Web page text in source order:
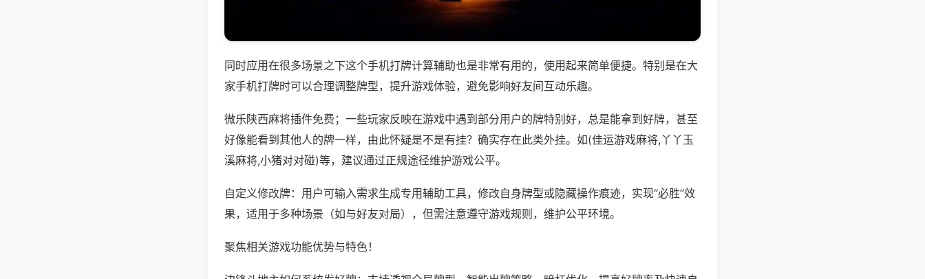
同时应用在很多场景之下这个手机打牌计算辅助也是非常有用的，使用起来简单便捷。特别是在大
家手机打牌时可以合理调整牌型，提升游戏体验，避免影响好友间互动乐趣。
微乐陕西麻将插件免费；一些玩家反映在游戏中遇到部分用户的牌特别好，总是能拿到好牌，甚至
好像能看到其他人的牌一样，由此怀疑是不是有挂？确实存在此类外挂。如(佳运游戏麻将,丫丫玉
溪麻将,小猪对对碰)等，建议通过正规途径维护游戏公平。
自定义修改牌：用户可输入需求生成专用辅助工具，修改自身牌型或隐藏操作痕迹，实现“必胜”效
果，适用于多种场景（如与好友对局），但需注意遵守游戏规则，维护公平环境。
聚焦相关游戏功能优势与特色！